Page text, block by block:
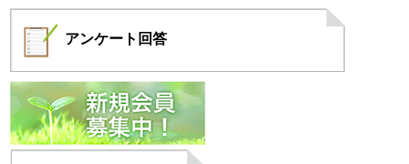
アンケート 回答